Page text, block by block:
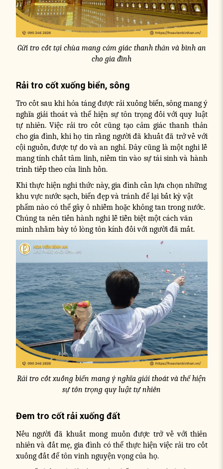
Gửi tro cốt tại chùa mang cảm giác thanh thản và bình an
cho gia đình
Rải tro cốt xuống biển, sông
Tro cốt sau khi hỏa táng được rải xuống biển, sông mang ý
nghĩa giải thoát và thể hiện sự tôn trọng đối với quy luật
tự nhiên. Việc rải tro cốt cũng tạo cảm giác thanh thản
cho gia đình, khi họ tin rằng người đã khuất đã trở về với
cội nguồn, được tự do và an nghỉ. Đây cũng là một nghi lễ
mang tính chất tâm linh, niềm tin vào sự tái sinh và hành
trình tiếp theo của linh hồn.
Khi thực hiện nghi thức này, gia đình cần lựa chọn những
khu vực nước sạch, biển đẹp và tránh để lại bất kỳ vật
phẩm nào có thể gây ô nhiễm hoặc không tan trong nước.
Chúng ta nên tiến hành nghi lễ tiễn biệt một cách văn
minh nhằm bày tỏ lòng tôn kính đối với người đã mất.
Rải tro cốt xuống biển mang ý nghĩa giải thoát và thể hiện
sự tôn trọng quy luật tự nhiên
Đem tro cốt rải xuống đất
Nếu người đã khuất mong muốn được trở về với thiên
nhiên và đất mẹ, gia đình có thể thực hiện việc rải tro cốt
xuống đất để tôn vinh nguyện vọng của họ.